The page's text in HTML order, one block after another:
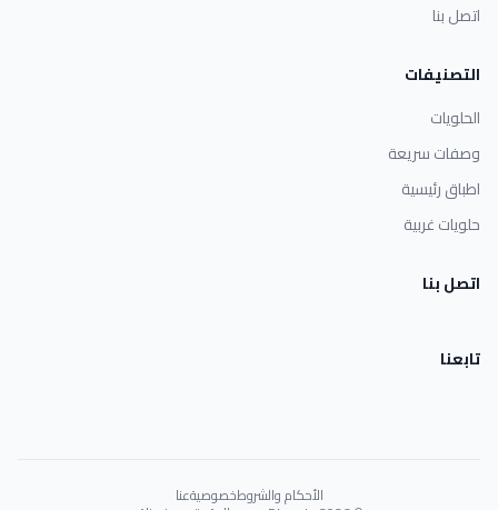
اتصل بنا
التصنيفات
الحلويات
وصفات سريعة
اطباق رئيسية
حلويات غربية
اتصل بنا
تابعنا
الأحكام والشروطخصوصيةعنا